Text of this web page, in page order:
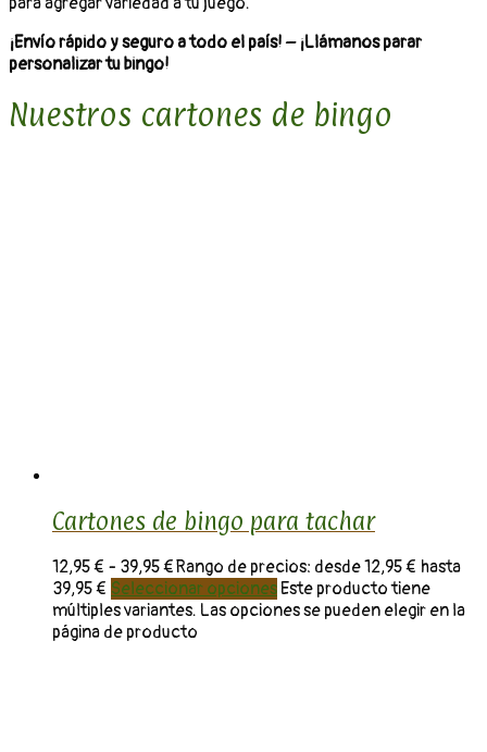
¡Envío rápido y seguro a todo el país! – ¡Llámanos parar
personalizar tu bingo!
Nuestros cartones de bingo
Cartones de bingo para tachar
12,95€ - 39,95€Rango de precios: desde 12,95 € hasta
39,95 € Seleccionar opciones Este producto tiene
múltiples variantes. Las opciones se pueden elegir en la
página de producto